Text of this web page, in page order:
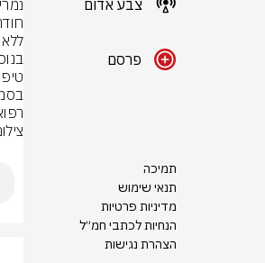
צבע אדום
פרסם
תמיכה
תנאי שימוש
מדיניות פרטיות
הנחיות לכתבי חמ״ל
הצהרת נגישות